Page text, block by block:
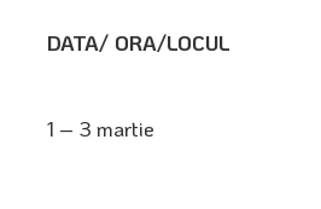
DATA/ ORA/LOCUL
1 – 3 martie